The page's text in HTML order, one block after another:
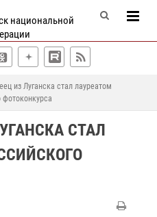
национальной
из Луганска стал лауреатом
фотоконкурса
СТАЛ